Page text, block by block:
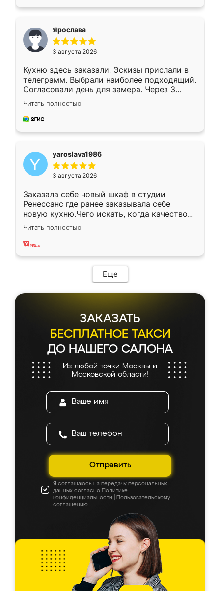
Ярослава
3 августа 2026
Кухню здесь заказали. Эскизы прислали в
телеграмм. Выбрали наиболее подходящий.
Согласовали день для замера. Через 3
недели кухня была уже готова. Остались
довольны работой. Спасибо Ренессанс
мебель за качественную работу!
Читать полностью
yaroslava1986
3 августа 2026
Заказала себе новый шкаф в студии
Ренессанс где ранее заказывала себе
новую кухню.Чего искать, когда качеством
вполне довольна. Служит кухня уже почти
два года, нареканий нет.
Читать полностью
Еще
ЗАКАЗАТЬ
БЕСПЛАТНОЕ ТАКСИ
ДО НАШЕГО САЛОНА
Из любой точки Москвы и
Московской области!
Отправить
Я соглашаюсь на передачу персональных
данных согласно Политике
конфиденциальности
Пользовательскому
соглашению